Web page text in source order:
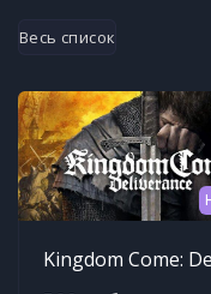
Весь список